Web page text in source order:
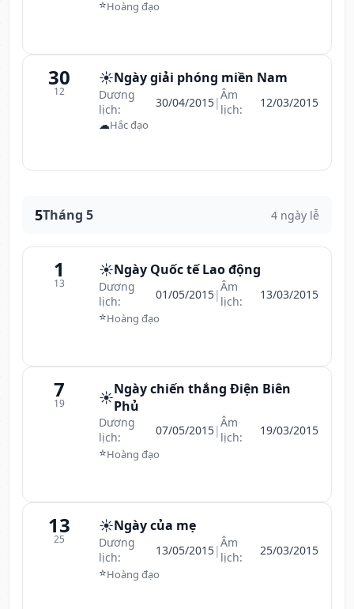
⭐Hoàng đạo
30
12
☀️Ngày giải phóng miền Nam
Dương
lịch:
30/04/2015|Âm
lịch:
12/03/2015
☁Hắc đạo
5Tháng 5 4 ngày lễ
1
13
☀️Ngày Quốc tế Lao động
Dương
lịch:
01/05/2015|Âm
lịch:
13/03/2015
⭐Hoàng đạo
7
19 ☀️Ngày chiến thắng Điện Biên
Phủ
Dương
lịch:
07/05/2015|Âm
lịch:
19/03/2015
⭐Hoàng đạo
13
25
☀️Ngày của mẹ
Dương
lịch:
13/05/2015|Âm
lịch:
25/03/2015
⭐Hoàng đạo